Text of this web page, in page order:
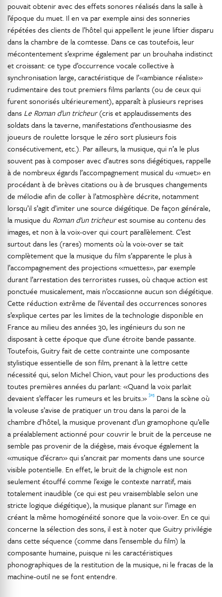
pouvait obtenir avec des effets sonores réalisés dans la salle à
l’époque du muet. Il en va par exemple ainsi des sonneries
répétées des clients de l’hôtel qui appellent le jeune liftier disparu
dans la chambre de la comtesse. Dans ce cas toutefois, leur
mécontentement s’exprime également par un brouhaha indistinct
et croissant: ce type d’occurrence vocale collective à
synchronisation large, caractéristique de l’«ambiance réaliste»
rudimentaire des tout premiers films parlants (ou de ceux qui
furent sonorisés ultérieurement), apparaît à plusieurs reprises
dans Le Roman d’un tricheur(cris et applaudissements des
soldats dans la taverne, manifestations d’enthousiasme des
joueurs de roulette lorsque le zéro sort plusieurs fois
consécutivement, etc.). Par ailleurs, la musique, qui n’a le plus
souvent pas à composer avec d’autres sons diégétiques, rappelle
à de nombreux égards l’accompagnement musical du «muet» en
procédant à de brèves citations ou à de brusques changements
de mélodie afin de coller à l’atmosphère décrite, notamment
lorsqu’il s’agit d’imiter une source diégétique. De façon générale,
la musique du Roman d’un tricheurest soumise au contenu des
images, et non à la voix-over qui court parallèlement. C’est
surtout dans les (rares) moments où la voix-over se tait
complètement que la musique du film s’apparente le plus à
l’accompagnement des projections «muettes», par exemple
durant l’arrestation des terroristes russes, où chaque action est
ponctuée musicalement, mais n’occasionne aucun son diégétique.
Cette réduction extrême de l’éventail des occurrences sonores
s’explique certes par les limites de la technologie disponible en
France au milieu des années 30, les ingénieurs du son ne
disposant à cette époque que d’une étroite bande passante.
Toutefois, Guitry fait de cette contrainte une composante
stylistique essentielle de son film, prenant à la lettre cette
nécessité qui, selon Michel Chion, vaut pour les productions des
toutes premières années du parlant: «Quand la voix parlait
devaient s’effacer les rumeurs et les bruits.» 325 Dans la scène où
la voleuse s’avise de pratiquer un trou dans la paroi de la
chambre d’hôtel, la musique provenant d’un gramophone qu’elle
a préalablement actionné pour couvrir le bruit de la perceuse ne
semble pas provenir de la diégèse, mais évoque également la
«musique d’écran» qui s’ancrait par moments dans une source
visible potentielle. En effet, le bruit de la chignole est non
seulement étouffé comme l’exige le contexte narratif, mais
totalement inaudible (ce qui est peu vraisemblable selon une
stricte logique diégétique), la musique planant sur l’image en
créant la même homogénéité sonore que la voix-over. En ce qui
concerne la sélection des sons, il est à noter que Guitry privilégie
dans cette séquence (comme dans l’ensemble du film) la
composante humaine, puisque ni les caractéristiques
phonographiques de la restitution de la musique, ni le fracas de la
machine-outil ne se font entendre.